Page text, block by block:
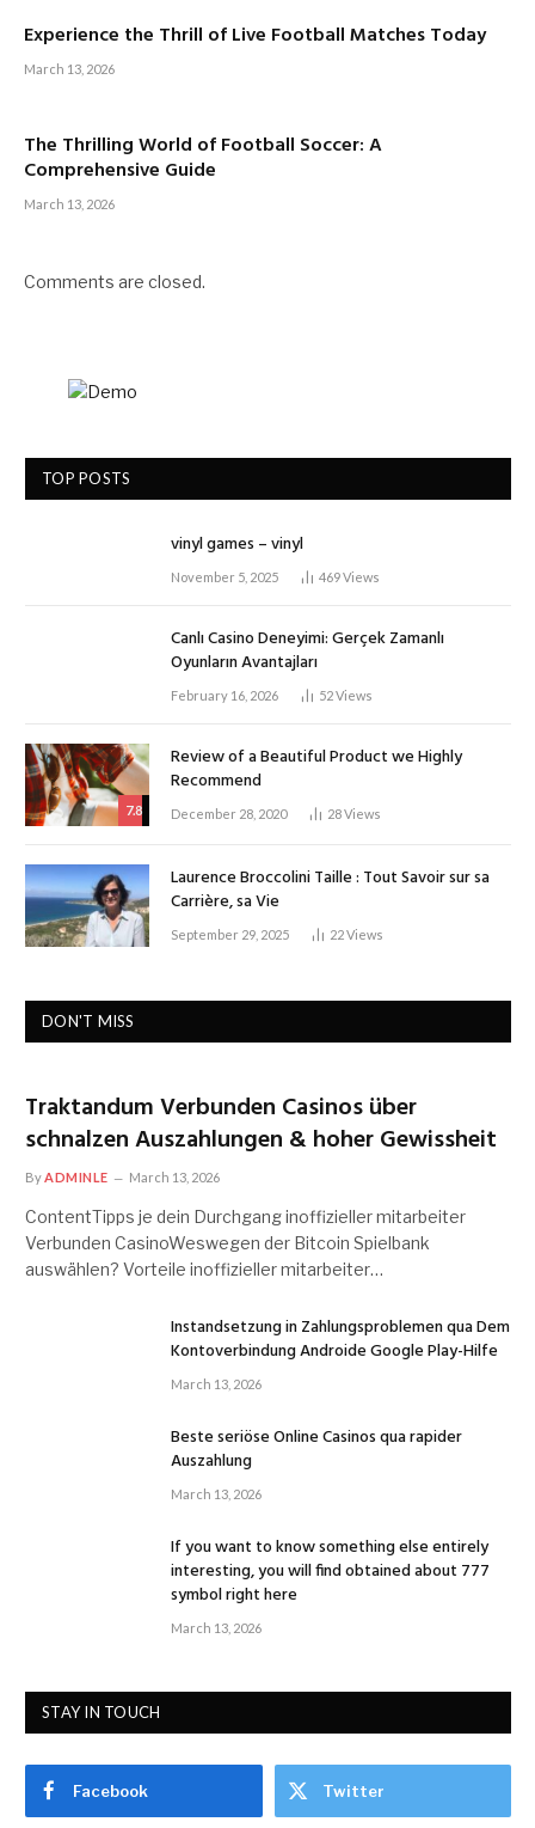
Experience the Thrill of Live Football Matches Today
March 13, 2026
The Thrilling World of Football Soccer: A
Comprehensive Guide
March 13, 2026
Comments are closed.
TOP POSTS
vinyl games – vinyl
November 5, 2025 469Views
Canlı Casino Deneyimi: Gerçek Zamanlı
Oyunların Avantajları
February 16, 2026 52Views
7.8
Review of a Beautiful Product we Highly
Recommend
December 28, 2020 28Views
Laurence Broccolini Taille : Tout Savoir sur sa
Carrière, sa Vie
September 29, 2025 22Views
DON'T MISS
Traktandum Verbunden Casinos über
schnalzen Auszahlungen & hoher Gewissheit
ByADMINLE March 13, 2026
ContentTipps je dein Durchgang inoffizieller mitarbeiter
Verbunden CasinoWeswegen der Bitcoin Spielbank
auswählen? Vorteile inoffizieller mitarbeiter…
Instandsetzung in Zahlungsproblemen qua Dem
Kontoverbindung Androide Google Play-Hilfe
March 13, 2026
Beste seriöse Online Casinos qua rapider
Auszahlung
March 13, 2026
If you want to know something else entirely
interesting, you will find obtained about 777
symbol right here
March 13, 2026
STAY IN TOUCH
Facebook Twitter